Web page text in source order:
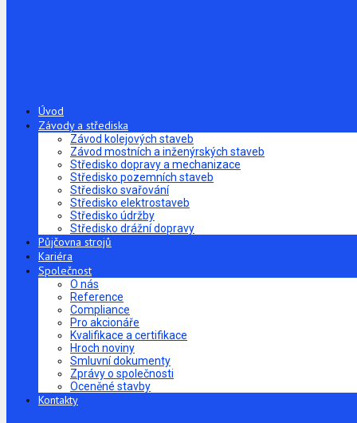
Úvod
Závody a střediska
Závod kolejových staveb
Závod mostních a inženýrských staveb
Středisko dopravy a mechanizace
Středisko pozemních staveb
Středisko svařování
Středisko elektrostaveb
Středisko údržby
Středisko drážní dopravy
Půjčovna strojů
Kariéra
Společnost
O nás
Reference
Compliance
Pro akcionáře
Kvalifikace a certifikace
Hroch noviny
Smluvní dokumenty
Zprávy o společnosti
Oceněné stavby
Kontakty